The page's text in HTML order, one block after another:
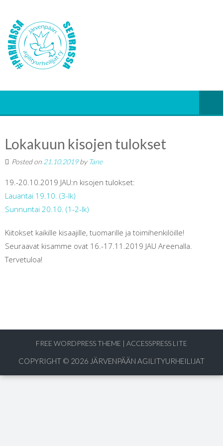
Lokakuun kisojen tulokset
Posted on 21.10.2019by Tane
19.-20.10.2019 JAU:n kisojen tulokset:
Lauantai 19.10. (3-lk)
Sunnuntai 20.10. (1-2-lk)
Kiitokset kaikille kisaajille, tuomarille ja toimihenkilöille!
Seuraavat kisamme ovat 16.-17.11.2019 JAU Areenalla.
Tervetuloa!
FREE WORDPRESS THEME | ACCESSPRESS LITE
COPYRIGHT © 2026 JÄRVENPÄÄN AGILITYURHEILIJAT